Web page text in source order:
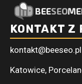
KONTAKT Z
kontakt@beeseo.pl
Katowice,